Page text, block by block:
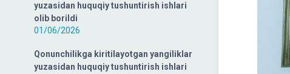
yuzasidan huquqiy tushuntirish ishlari
olib borildi
01/06/2026
Qonunchilikga kiritilayotgan yangiliklar
yuzasidan huquqiy tushuntirish ishlari